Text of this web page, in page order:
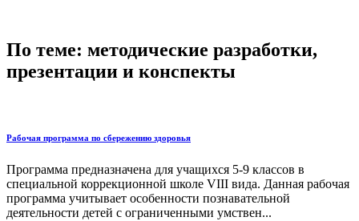
По теме: методические разработки,
презентации и конспекты
Рабочая программа по сбережению здоровья
Программа предназначена для учащихся 5-9 классов в
специальной коррекци­онной школе VIII вида. Данная рабочая
программа учитывает особенности позна­вательной
деятельности детей с ограниченными умствен...